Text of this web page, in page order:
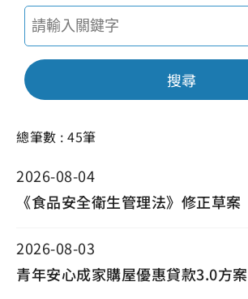
搜尋
總筆數 : 45筆
2026-08-04
《食品安全衛生管理法》修正草案
2026-08-03
青年安心成家購屋優惠貸款3.0方案